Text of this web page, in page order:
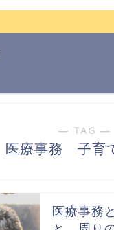
― TAG ―
医療事務 子育
医療事務